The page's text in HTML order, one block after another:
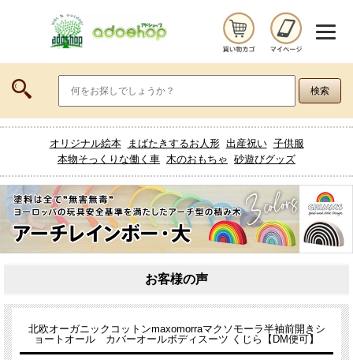
オリジナル絵本 まばたきするお人形 出産祝い 子供服
本物そっくりな働く車 木のおもちゃ 砂遊びグッズ
お客様の声
北欧オーガニックコットンmaxomorraマクソモーラ半袖前開きシ
ョートオール カバーオールボディスーツ くじら【DM便可】